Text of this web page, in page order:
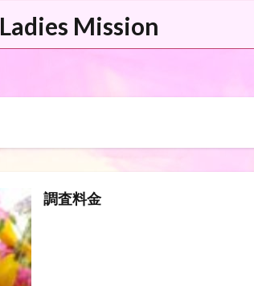
Ladies Mission
調査料金